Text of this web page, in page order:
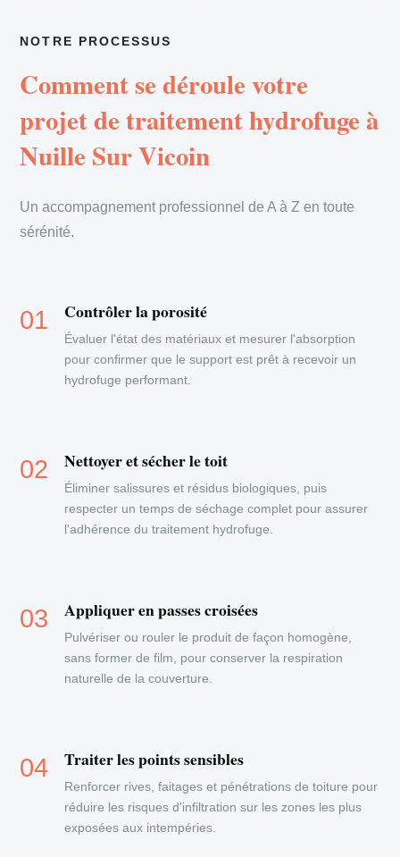
NOTRE PROCESSUS
Comment se déroule votre
projet de traitement hydrofuge à
Nuille Sur Vicoin
Un accompagnement professionnel de A à Z en toute
sérénité.
Contrôler la porosité
Évaluer l'état des matériaux et mesurer l'absorption
pour confirmer que le support est prêt à recevoir un
hydrofuge performant.
Nettoyer et sécher le toit
Éliminer salissures et résidus biologiques, puis
respecter un temps de séchage complet pour assurer
l'adhérence du traitement hydrofuge.
Appliquer en passes croisées
Pulvériser ou rouler le produit de façon homogène,
sans former de film, pour conserver la respiration
naturelle de la couverture.
Traiter les points sensibles
Renforcer rives, faitages et pénétrations de toiture pour
réduire les risques d'infiltration sur les zones les plus
exposées aux intempéries.